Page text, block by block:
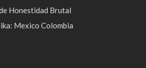
Honestidad Brutal
Mexico Colombia